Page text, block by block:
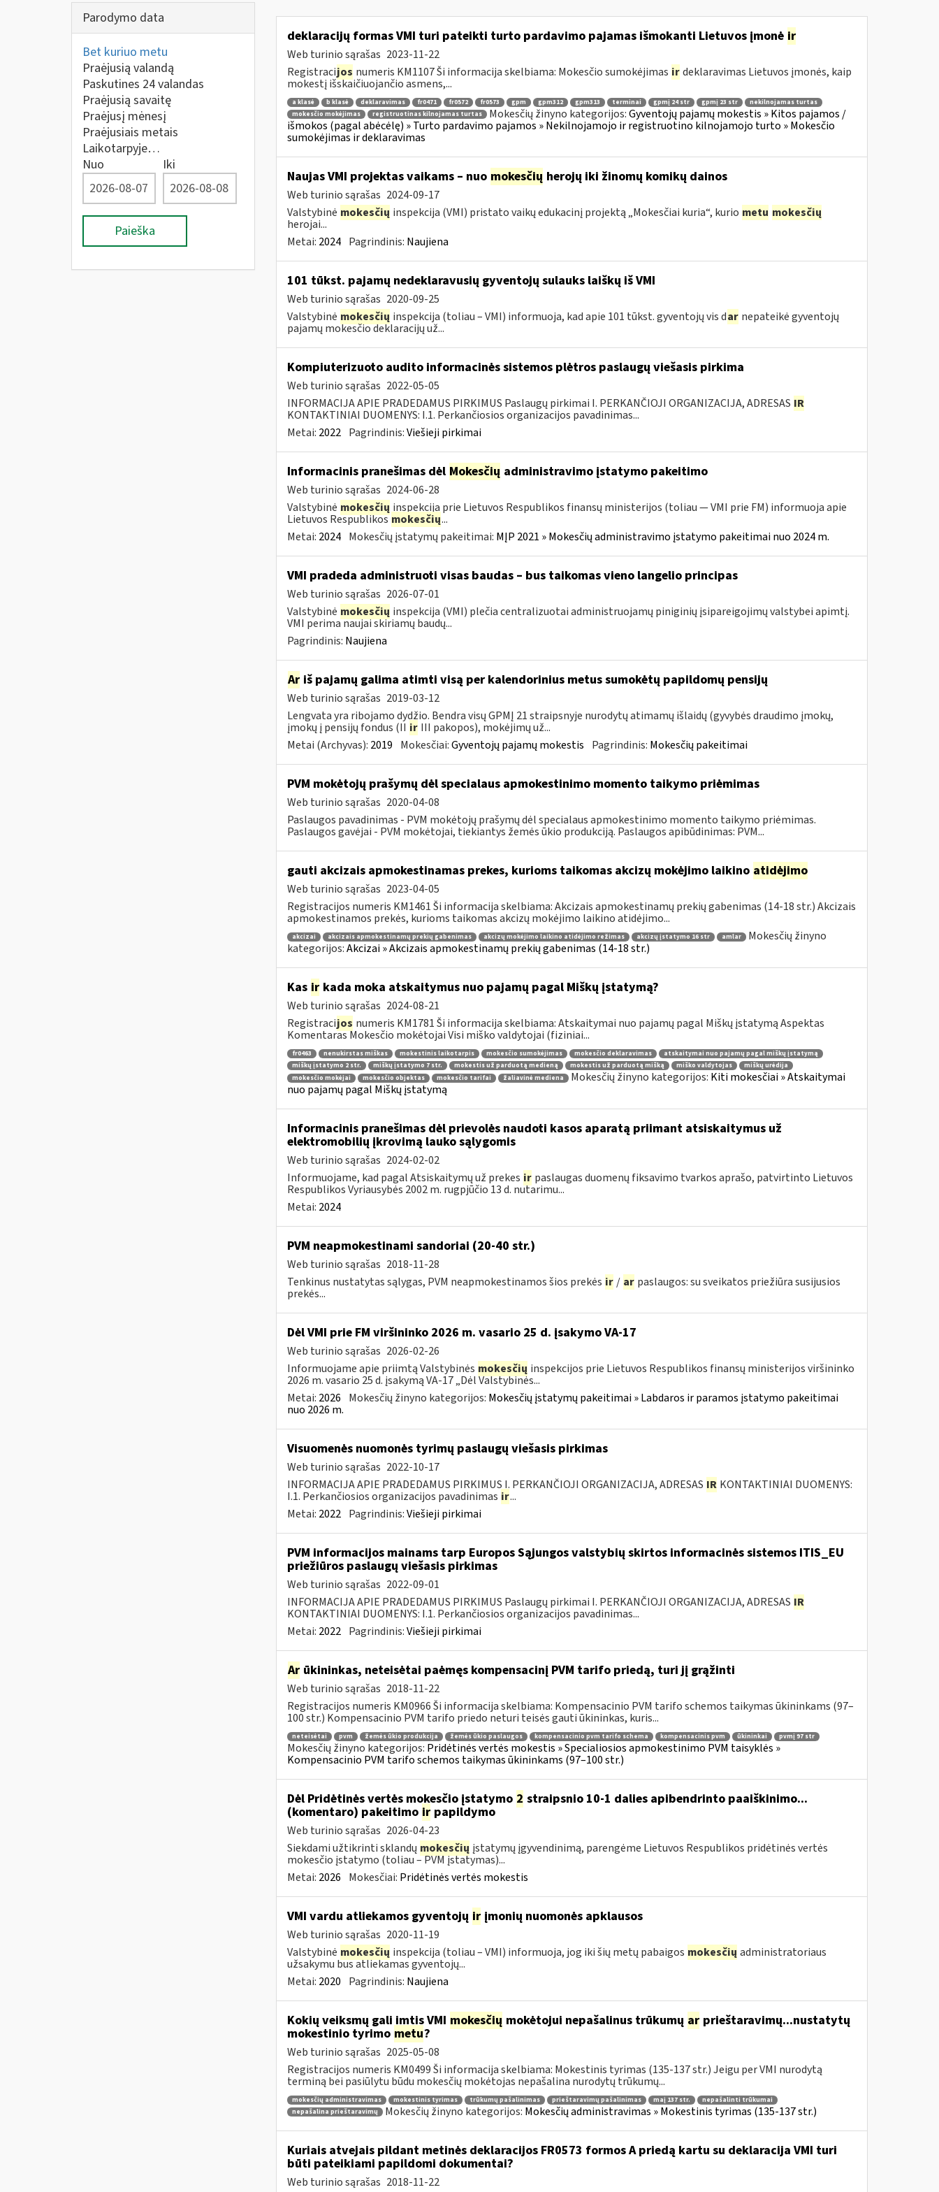
Parodymo data
Bet kuriuo metu
Praėjusią valandą
Paskutines 24 valandas
Praėjusią savaitę
Praėjusį mėnesį
Praėjusiais metais
Laikotarpyje…
Nuo
Iki
Paieška
deklaracijų formas VMI turi pateikti turto pardavimo pajamas išmokanti Lietuvos įmonė ir
Web turinio sąrašas 2023-11-22
Registracijos numeris KM1107 Ši informacija skelbiama: Mokesčio sumokėjimas ir deklaravimas Lietuvos įmonės, kaip
mokestį išskaičiuojančio asmens,...
a klasė b klasė deklaravimas fr0471 fr0572 fr0573 gpm gpm312 gpm313 terminai gpmį 24 str gpmį 23 str
nekilnojamas turtas
mokesčio mokėjimas
registruotinas kilnojamas turtas Mokesčių žinyno kategorijos:Gyventojų pajamų mokestis » Kitos pajamos /
išmokos (pagal abėcėlę) » Turto pardavimo pajamos » Nekilnojamojo ir registruotino kilnojamojo turto » Mokesčio
sumokėjimas ir deklaravimas
Naujas VMI projektas vaikams – nuo mokesčių herojų iki žinomų komikų dainos
Web turinio sąrašas 2024-09-17
Valstybinė mokesčių inspekcija (VMI) pristato vaikų edukacinį projektą „Mokesčiai kuria“, kurio metu mokesčių
herojai...
Metai: 2024 Pagrindinis: Naujiena
101 tūkst. pajamų nedeklaravusių gyventojų sulauks laiškų iš VMI
Web turinio sąrašas 2020-09-25
Valstybinė mokesčių inspekcija (toliau – VMI) informuoja, kad apie 101 tūkst. gyventojų vis dar nepateikė gyventojų
pajamų mokesčio deklaracijų už...
Kompiuterizuoto audito informacinės sistemos plėtros paslaugų viešasis pirkima
Web turinio sąrašas 2022-05-05
INFORMACIJA APIE PRADEDAMUS PIRKIMUS Paslaugų pirkimai I. PERKANČIOJI ORGANIZACIJA, ADRESAS IR
KONTAKTINIAI DUOMENYS: I.1. Perkančiosios organizacijos pavadinimas...
Metai: 2022 Pagrindinis:Viešieji pirkimai
Informacinis pranešimas dėl Mokesčių administravimo įstatymo pakeitimo
Web turinio sąrašas 2024-06-28
Valstybinė mokesčių inspekcija prie Lietuvos Respublikos finansų ministerijos (toliau — VMI prie FM) informuoja apie
Lietuvos Respublikosmokesčių...
Metai: 2024 Mokesčių įstatymų pakeitimai: MĮP 2021 » Mokesčių administravimo įstatymo pakeitimai nuo 2024 m.
VMI pradeda administruoti visas baudas – bus taikomas vieno langelio principas
Web turinio sąrašas 2026-07-01
Valstybinė mokesčių inspekcija (VMI) plečia centralizuotai administruojamų piniginių įsipareigojimų valstybei apimtį.
VMI perima naujai skiriamų baudų...
Pagrindinis: Naujiena
Ariš pajamų galima atimti visą per kalendorinius metus sumokėtų papildomų pensijų
Web turinio sąrašas 2019-03-12
Lengvata yra ribojamo dydžio. Bendra visų GPMĮ 21 straipsnyje nurodytų atimamų išlaidų (gyvybės draudimo įmokų,
įmokų į pensijų fondus (II ir III pakopos), mokėjimų už...
Metai (Archyvas): 2019 Mokesčiai:Gyventojų pajamų mokestis Pagrindinis: Mokesčių pakeitimai
PVM mokėtojų prašymų dėl specialaus apmokestinimo momento taikymo priėmimas
Web turinio sąrašas 2020-04-08
Paslaugos pavadinimas - PVM mokėtojų prašymų dėl specialaus apmokestinimo momento taikymo priėmimas.
Paslaugos gavėjai - PVM mokėtojai, tiekiantys žemės ūkio produkciją. Paslaugos apibūdinimas: PVM...
gauti akcizais apmokestinamas prekes, kurioms taikomas akcizų mokėjimo laikino atidėjimo
Web turinio sąrašas 2023-04-05
Registracijos numeris KM1461 Ši informacija skelbiama: Akcizais apmokestinamų prekių gabenimas (14-18 str.) Akcizais
apmokestinamos prekės, kurioms taikomas akcizų mokėjimo laikino atidėjimo...
akcizai akcizais apmokestinamų prekių gabenimas akcizų mokėjimo laikino atidėjimo režimas akcizų įstatymo 16 str amlar
Mokesčių žinyno
kategorijos:Akcizai » Akcizais apmokestinamų prekių gabenimas (14-18 str.)
Kas irkada moka atskaitymus nuo pajamų pagal Miškų įstatymą?
Web turinio sąrašas 2024-08-21
Registracijos numeris KM1781 Ši informacija skelbiama: Atskaitymai nuo pajamų pagal Miškų įstatymą Aspektas
Komentaras Mokesčio mokėtojai Visi miško valdytojai (fiziniai...
fr0463 nenukirstas miškas mokestinis laikotarpis mokesčio sumokėjimas mokesčio deklaravimas
atskaitymai nuo pajamų pagal miškų įstatymą
miškų įstatymo 2 str.
miškų įstatymo 7 str. mokestis už parduotą medieną mokestis už parduotą mišką miško valdytojas
miškų urėdija
mokesčio mokėjai
mokesčio objektas mokesčio tarifai žaliavinė mediena Mokesčių žinyno kategorijos: Kiti mokesčiai » Atskaitymai
nuo pajamų pagal Miškų įstatymą
Informacinis pranešimas dėl prievolės naudoti kasos aparatą priimant atsiskaitymus už
elektromobilių įkrovimą lauko sąlygomis
Web turinio sąrašas 2024-02-02
Informuojame, kad pagal Atsiskaitymų už prekes ir paslaugas duomenų fiksavimo tvarkos aprašo, patvirtinto Lietuvos
Respublikos Vyriausybės 2002 m. rugpjūčio 13 d. nutarimu...
Metai: 2024
PVM neapmokestinami sandoriai (20-40 str.)
Web turinio sąrašas 2018-11-28
Tenkinus nustatytas sąlygas, PVM neapmokestinamos šios prekės ir / ar paslaugos: su sveikatos priežiūra susijusios
prekės...
Dėl VMI prie FM viršininko 2026 m. vasario 25 d. įsakymo VA-17
Web turinio sąrašas 2026-02-26
Informuojame apie priimtą Valstybinės mokesčių inspekcijos prie Lietuvos Respublikos finansų ministerijos viršininko
2026 m. vasario 25 d. įsakymą VA-17 „Dėl Valstybinės...
Metai: 2026 Mokesčių žinyno kategorijos: Mokesčių įstatymų pakeitimai » Labdaros ir paramos įstatymo pakeitimai
nuo 2026 m.
Visuomenės nuomonės tyrimų paslaugų viešasis pirkimas
Web turinio sąrašas 2022-10-17
INFORMACIJA APIE PRADEDAMUS PIRKIMUS I. PERKANČIOJI ORGANIZACIJA, ADRESAS IR KONTAKTINIAI DUOMENYS:
I.1. Perkančiosios organizacijos pavadinimas ir...
Metai: 2022 Pagrindinis:Viešieji pirkimai
PVM informacijos mainams tarp Europos Sąjungos valstybių skirtos informacinės sistemos ITIS_EU
priežiūros paslaugų viešasis pirkimas
Web turinio sąrašas 2022-09-01
INFORMACIJA APIE PRADEDAMUS PIRKIMUS Paslaugų pirkimai I. PERKANČIOJI ORGANIZACIJA, ADRESAS IR
KONTAKTINIAI DUOMENYS: I.1. Perkančiosios organizacijos pavadinimas...
Metai: 2022 Pagrindinis:Viešieji pirkimai
Arūkininkas, neteisėtai paėmęs kompensacinį PVM tarifo priedą, turi jį grąžinti
Web turinio sąrašas 2018-11-22
Registracijos numeris KM0966 Ši informacija skelbiama: Kompensacinio PVM tarifo schemos taikymas ūkininkams (97–
100 str.) Kompensacinio PVM tarifo priedo neturi teisės gauti ūkininkas, kuris...
neteisėtai pvm žemės ūkio produkcija žemės ūkio paslaugos kompensacinio pvm tarifo schema kompensacinis pvm ūkininkai pvmį 97 str
Mokesčių žinyno kategorijos: Pridėtinės vertės mokestis » Specialiosios apmokestinimo PVM taisyklės »
Kompensacinio PVM tarifo schemos taikymas ūkininkams (97–100 str.)
Dėl Pridėtinės vertės mokesčio įstatymo 2 straipsnio 10-1 dalies apibendrinto paaiškinimo...
(komentaro) pakeitimo irpapildymo
Web turinio sąrašas 2026-04-23
Siekdami užtikrinti sklandų mokesčių įstatymų įgyvendinimą, parengėme Lietuvos Respublikos pridėtinės vertės
mokesčio įstatymo (toliau – PVM įstatymas)...
Metai: 2026 Mokesčiai: Pridėtinės vertės mokestis
VMI vardu atliekamos gyventojų irįmonių nuomonės apklausos
Web turinio sąrašas 2020-11-19
Valstybinė mokesčių inspekcija (toliau – VMI) informuoja, jog iki šių metų pabaigos mokesčių administratoriaus
užsakymu bus atliekamas gyventojų...
Metai: 2020 Pagrindinis: Naujiena
Kokių veiksmų gali imtis VMI mokesčių mokėtojui nepašalinus trūkumų arprieštaravimų...nustatytų
mokestinio tyrimo metu?
Web turinio sąrašas 2025-05-08
Registracijos numeris KM0499 Ši informacija skelbiama: Mokestinis tyrimas (135-137 str.) Jeigu per VMI nurodytą
terminą bei pasiūlytu būdu mokesčių mokėtojas nepašalina nurodytų trūkumų...
mokesčių administravimas mokestinis tyrimas trūkumų pašalinimas prieštaravimų pašalinimas maį 137 str.
nepašalinti trūkumai
nepašalina prieštaravimų
Mokesčių žinyno kategorijos: Mokesčių administravimas » Mokestinis tyrimas (135-137 str.)
Kuriais atvejais pildant metinės deklaracijos FR0573 formos A priedą kartu su deklaracija VMI turi
būti pateikiami papildomi dokumentai?
Web turinio sąrašas 2018-11-22